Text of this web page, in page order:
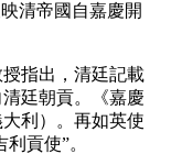
清帝國自嘉慶開
指出，清廷記載
廷朝貢。《嘉慶
利）。再如英使
貢使”。